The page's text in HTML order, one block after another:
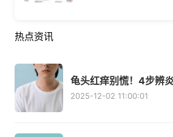
热点资讯
龟头红痒别慌！4步辨
2025-12-02 11:00:01